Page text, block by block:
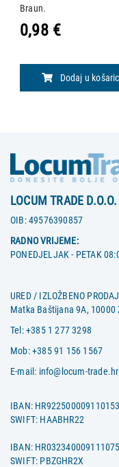
Braun.
0,98 €
Dodaj u
LOCUM TRADE D.O.O.
OIB:49576390857
RADNO VRIJEME:
PONEDJELJAK - PETAK
URED / IZLOŽBENO
Matka Baštijana 9A, 10000
Tel:+385 1 277 3298
Mob:+385 91 156 1567
E-mail: info@locum-trade.hr
IBAN:
SWIFT: HAABHR22
IBAN:
SWIFT: PBZGHR2X